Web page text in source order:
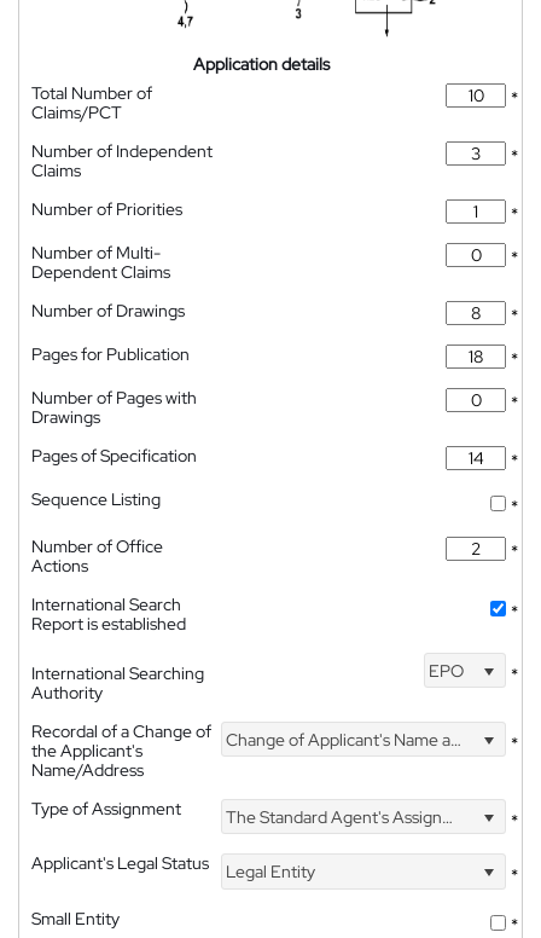
Application details
Total Number of
Claims/PCT
*
Number of Independent
Claims
*
Number of Priorities
*
Number of Multi-
Dependent Claims
*
Number of Drawings
*
Pages for Publication
*
Number of Pages with
Drawings
*
Pages of Specification
*
Sequence Listing
*
Number of Office
Actions
*
International Search
Report is established
*
International Searching
Authority
EPO *
Recordal of a Change of
the Applicant's
Name/Address
Change of Applicant's Name and Address *
Type of Assignment The Standard Agent's Assignment
*
Applicant's Legal Status
Legal Entity
*
Small Entity
*